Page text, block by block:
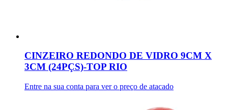
CINZEIRO REDONDO DE VIDRO 9CM X
3CM (24PÇS)-TOP RIO
Entre na sua conta para ver o preço de atacado